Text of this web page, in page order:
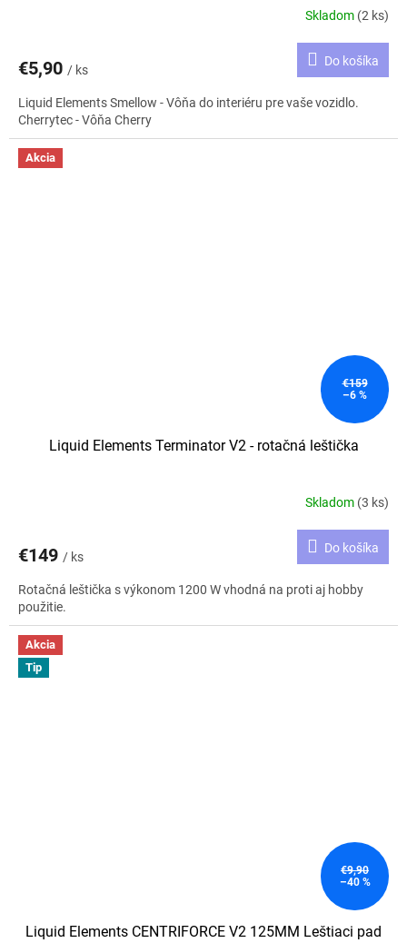
Skladom (2 ks)
€5,90 / ks
Do košíka
Liquid Elements Smellow - Vôňa do interiéru pre vaše vozidlo.
Cherrytec - Vôňa Cherry
Akcia
€159
–6 %
Liquid Elements Terminator V2 - rotačná leštička
Skladom (3 ks)
€149 / ks
Do košíka
Rotačná leštička s výkonom 1200 W vhodná na proti aj hobby
použitie.
Akcia
Tip
€9,90
–40 %
Liquid Elements CENTRIFORCE V2 125MM Leštiaci pad